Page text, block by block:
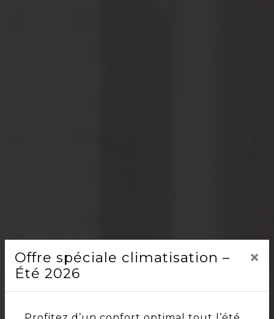
Offre spéciale climatisation –
Été 2026
×